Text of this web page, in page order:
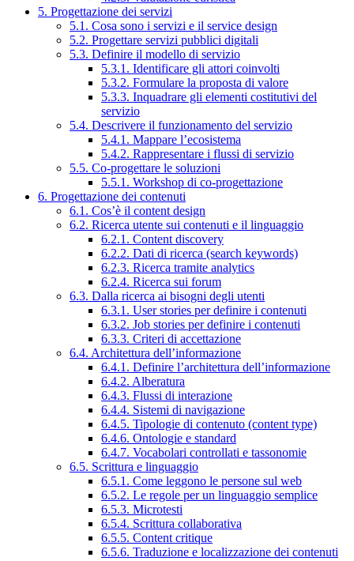
5. Progettazione dei servizi
5.1. Cosa sono i servizi e il service design
5.2. Progettare servizi pubblici digitali
5.3. Definire il modello di servizio
5.3.1. Identificare gli attori coinvolti
5.3.2. Formulare la proposta di valore
5.3.3. Inquadrare gli elementi costitutivi del
servizio
5.4. Descrivere il funzionamento del servizio
5.4.1. Mappare l’ecosistema
5.4.2. Rappresentare i flussi di servizio
5.5. Co-progettare le soluzioni
5.5.1. Workshop di co-progettazione
6. Progettazione dei contenuti
6.1. Cos’è il content design
6.2. Ricerca utente sui contenuti e il linguaggio
6.2.1. Content discovery
6.2.2. Dati di ricerca (search keywords)
6.2.3. Ricerca tramite analytics
6.2.4. Ricerca sui forum
6.3. Dalla ricerca ai bisogni degli utenti
6.3.1. User stories per definire i contenuti
6.3.2. Job stories per definire i contenuti
6.3.3. Criteri di accettazione
6.4. Architettura dell’informazione
6.4.1. Definire l’architettura dell’informazione
6.4.2. Alberatura
6.4.3. Flussi di interazione
6.4.4. Sistemi di navigazione
6.4.5. Tipologie di contenuto (content type)
6.4.6. Ontologie e standard
6.4.7. Vocabolari controllati e tassonomie
6.5. Scrittura e linguaggio
6.5.1. Come leggono le persone sul web
6.5.2. Le regole per un linguaggio semplice
6.5.3. Microtesti
6.5.4. Scrittura collaborativa
6.5.5. Content critique
6.5.6. Traduzione e localizzazione dei contenuti